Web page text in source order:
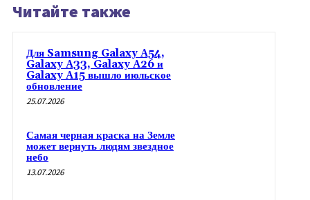
Читайте также
Для Samsung Galaxy A54,
Galaxy A33, Galaxy A26 и
Galaxy A15 вышло июльское
обновление
25.07.2026
Самая черная краска на Земле
может вернуть людям звездное
небо
13.07.2026